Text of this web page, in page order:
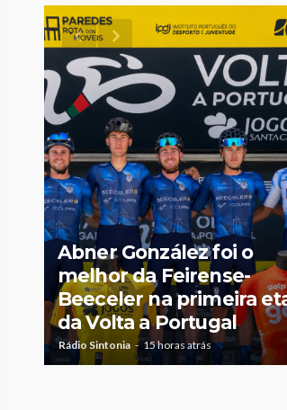
Abner González foi o
melhor da Feirense-
Beeceler na primeira
da Volta a Portugal
Rádio Sintonia 15 horas atrás